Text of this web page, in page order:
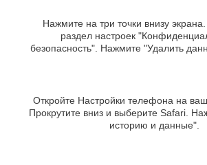
Нажмите на три точки внизу
раздел настроек
безопасность". Нажмите "Удалить
Откройте Настройки телефона на
Прокрутите вниз и выберите Safari.
историю и данные".